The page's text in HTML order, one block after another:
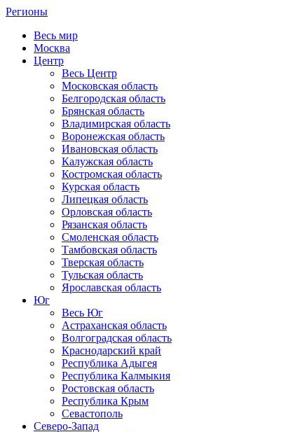
Регионы
Весь мир
Москва
Центр
Весь Центр
Московская область
Белгородская область
Брянская область
Владимирская область
Воронежская область
Ивановская область
Калужская область
Костромская область
Курская область
Липецкая область
Орловская область
Рязанская область
Смоленская область
Тамбовская область
Тверская область
Тульская область
Ярославская область
Юг
Весь Юг
Астраханская область
Волгоградская область
Краснодарский край
Республика Адыгея
Республика Калмыкия
Ростовская область
Республика Крым
Севастополь
Северо-Запад